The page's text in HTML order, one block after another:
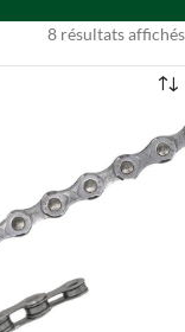
8 résultats affichés